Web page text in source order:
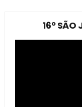
16º SÃO